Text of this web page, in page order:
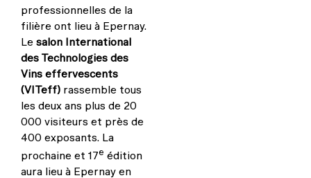
professionnelles de la
filière ont lieu à Epernay.
Le salon International
des Technologies des
Vins effervescents
(VITeff) rassemble tous
les deux ans plus de 20
000 visiteurs et près de
400 exposants. La
prochaine et 17e édition
aura lieu à Epernay en